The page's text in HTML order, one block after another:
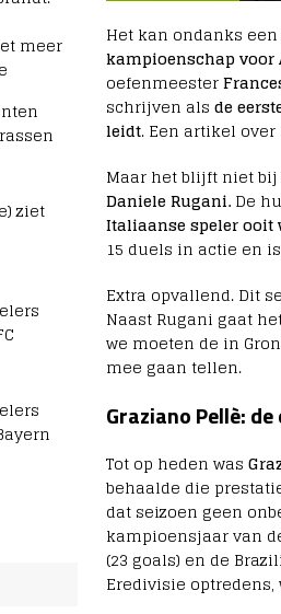
Het kan ondanks
kampioenschap voor
oefenmeester
schrijven als de
leidt. Een artikel
Maar het blijft niet
Daniele Rugani.De
Italiaanse speler ooit
15 duels in actie en
Extra opvallend. Dit
Naast Rugani gaat
we moeten de in
mee gaan tellen.
Graziano Pellè:
Tot op heden was
behaalde die
dat seizoen geen
kampioensjaar van
(23 goals) en de
Eredivisie
meer
ziet